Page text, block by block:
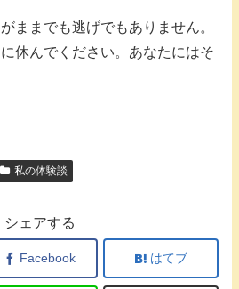
ままでも逃げでもありません。
休んでください。あなたにはそ
私の体験談
シェアする
Facebook はてブ